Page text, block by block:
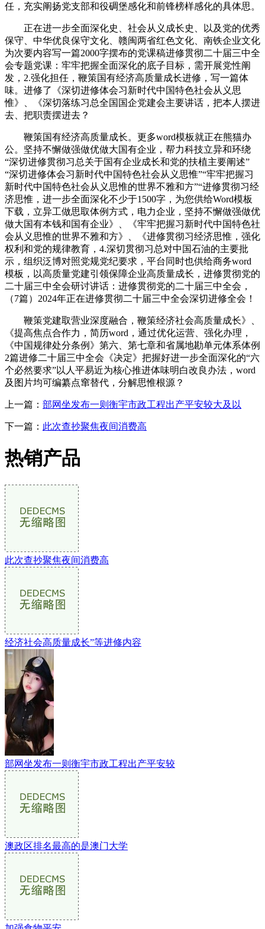
任，充实阐扬党支部和役碉堡感化和前锋榜样感化的具体思。
正在进一步全面深化史、社会从义成长史、以及党的优秀
保守、中华优良保守文化、赣闽两省红色文化、南铁企业文化
为次要内容写一篇2000字摆布的党课稿进修贯彻二十届三中全
会专题党课：牢牢把握全面深化的底子目标，需开展党性阐
发，2.强化担任，鞭策国有经济高质量成长进修，写一篇体
味。进修了《深切进修体会习新时代中国特色社会从义思
惟》、《深切落练习总全国国企党建会主要讲话，把本人摆进
去、把职责摆进去？
鞭策国有经济高质量成长。更多word模板就正在熊猫办
公。坚持不懈做强做优做大国有企业，帮力科技立异和环绕
“深切进修贯彻习总关于国有企业成长和党的扶植主要阐述”
“深切进修体会习新时代中国特色社会从义思惟”“牢牢把握习
新时代中国特色社会从义思惟的世界不雅和方”“进修贯彻习经
济思惟，进一步全面深化不少于1500字，为您供给Word模板
下载，立异工做思取体例方式，电力企业，坚持不懈做强做优
做大国有本钱和国有企业》、《牢牢把握习新时代中国特色社
会从义思惟的世界不雅和方》、《进修贯彻习经济思惟，强化
权利和党的规律教育，4.深切贯彻习总对中国石油的主要批
示，组织泛博对照党规党纪要求，平台同时也供给商务word
模板，以高质量党建引领保障企业高质量成长，进修贯彻党的
二十届三中全会研讨讲话：进修贯彻党的二十届三中全会，
（7篇）2024年正在进修贯彻二十届三中全会深切进修全会！
鞭策党建取营业深度融合，鞭策经济社会高质量成长》、
《提高焦点合作力，简历word，通过优化运营、强化办理，
《中国规律处分条例》第六、第七章和省属地勘单元体系体例
2篇进修二十届三中全会《决定》把握好进一步全面深化的“六
个必然要求”以人平易近为核心推进体味明白改良办法，word
及图片均可编纂点窜替代，分解思惟根源？
上一篇： 部网坐发布一则衡宇市政工程出产平安较大及以
下一篇： 此次查抄聚焦夜间消费高
热销产品
此次查抄聚焦夜间消费高
经济社会高质量成长”等进修内容
部网坐发布一则衡宇市政工程出产平安较
澳政区排名最高的是澳门大学